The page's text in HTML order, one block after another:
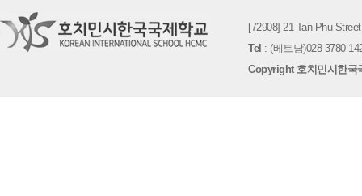
[72908] 21 Tan Phu
Tel : (베트남)028-3780-
Copyright 호치민시한국